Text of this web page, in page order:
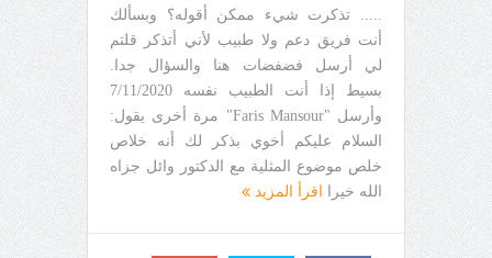
..... تذكرت شيء ممكن أقوله؟ وبسألك
أنت فريق دعم ولا طبيب لأني أتذكر قلتم
لي أرسل فضفضات هنا والسؤال جدا.
بسيط إذا أنت الطبيب نفسه 7/11/2020
وأرسل "Faris Mansour" مرة أخرى يقول:
السلام عليكم أخوي بذكر لك أنه خلاص
خلص موضوع المثلية مع الدكتور وائل جزاه
الله خيرا
اقرأ المزيد